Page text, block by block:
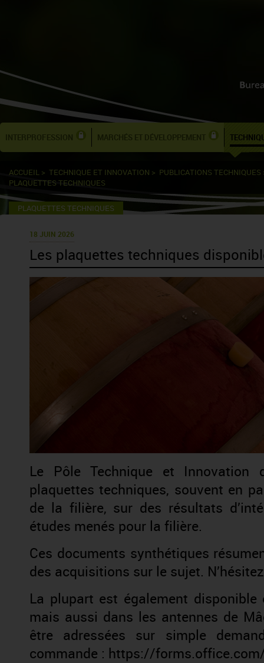
INTERPROFESSION MARCHÉS ET DÉVELOPPEMENT
ACCUEIL > TECHNIQUE ET INNOVATION > PUBLICATIONS TECHNIQUES
PLAQUETTES TECHNIQUES
PLAQUETTES TECHNIQUES
18 JUIN 2026
Les plaquettes techniques
Le Pôle Technique et Innovation
plaquettes techniques, souvent en
de la filière, sur des résultats
études menés pour la filière.
Ces documents synthétiques
des acquisitions sur le sujet.
La plupart est également
mais aussi dans les antennes de
être adressées sur simple
commande : https://